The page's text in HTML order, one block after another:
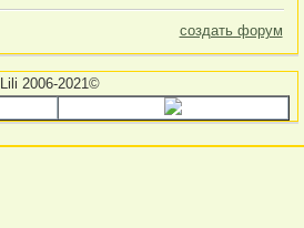
создать форум
Lili 2006-2021©